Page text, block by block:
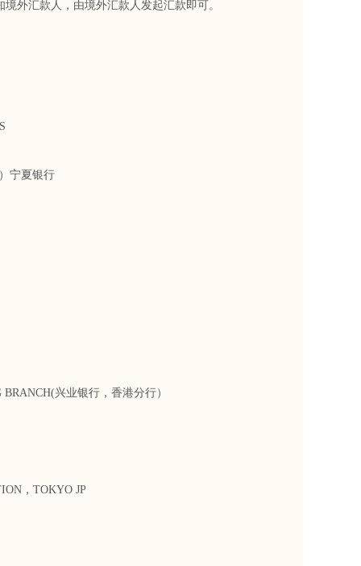
汇款人，由境外汇款人发起汇款即可。
宁夏银行
兴业银行，香港分行）
，TOKYO JP